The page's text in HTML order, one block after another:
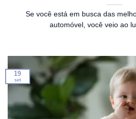
Se você está em busca das
automóvel, você veio ao
19
set